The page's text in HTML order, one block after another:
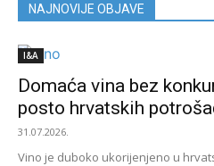
NAJNOVIJE OBJAVE
I&A
Domaća vina bez
posto hrvatskih
31.07.2026.
Vino je duboko ukorijenjeno u